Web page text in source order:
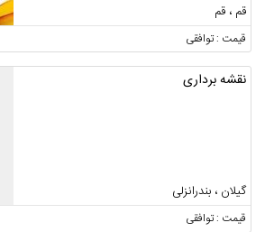
قم ، قم
قیمت : توافقی
نقشه برداری
گیلان ، بندرانزلی
قیمت : توافقی